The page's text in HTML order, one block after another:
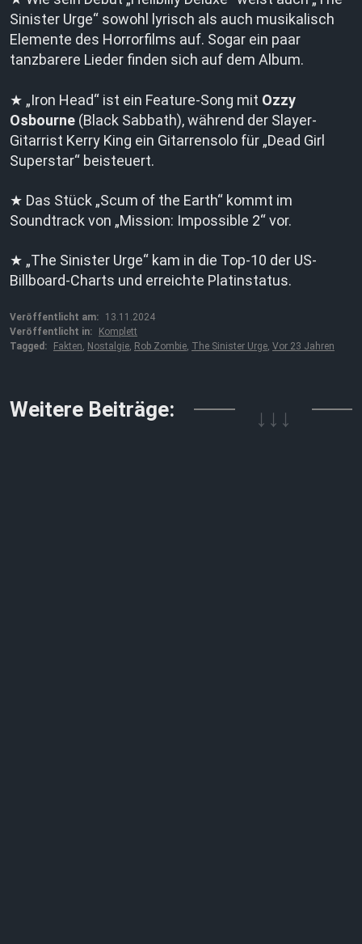
Sinister Urge“ sowohl lyrisch als auch musikalisch
Elemente des Horrorfilms auf. Sogar ein paar
tanzbarere Lieder finden sich auf dem Album.
★ „Iron Head“ ist ein Feature-Song mit Ozzy
Osbourne (Black Sabbath), während der Slayer-
Gitarrist Kerry King ein Gitarrensolo für „Dead Girl
Superstar“ beisteuert.
★ Das Stück „Scum of the Earth“ kommt im
Soundtrack von „Mission: Impossible 2“ vor.
★ „The Sinister Urge“ kam in die Top-10 der US-
Billboard-Charts und erreichte Platinstatus.
Veröffentlicht am:
13.11.2024
Veröffentlicht in:
Komplett
Tagged:
Fakten, Nostalgie, Rob Zombie, The Sinister Urge, Vor 23 Jahren
Weitere Beiträge: